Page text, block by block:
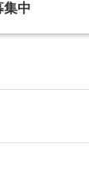
集中